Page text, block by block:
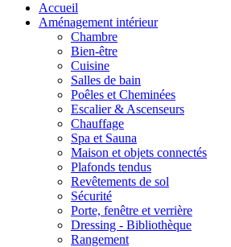
Accueil
Aménagement intérieur
Chambre
Bien-être
Cuisine
Salles de bain
Poêles et Cheminées
Escalier & Ascenseurs
Chauffage
Spa et Sauna
Maison et objets connectés
Plafonds tendus
Revêtements de sol
Sécurité
Porte, fenêtre et verrière
Dressing - Bibliothèque
Rangement